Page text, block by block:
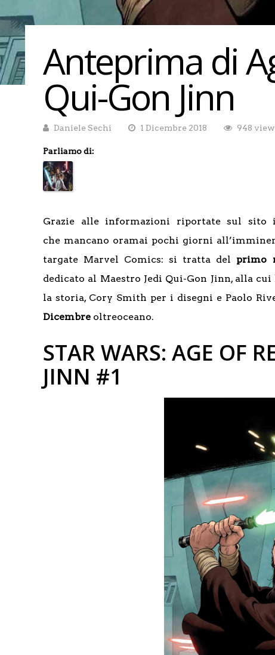
Anteprima di
Qui-Gon Jinn
Daniele Sechi 1 Dicembre 2018 948
Parliamo di:
Grazie alle informazioni riportate sul sito
che mancano oramai pochi giorni
targate Marvel Comics: si tratta del primo
dedicato al Maestro Jedi Qui-Gon Jinn, alla
la storia, Cory Smith per i disegni e Paolo
Dicembre oltreoceano.
STAR WARS: AGE OF
JINN #1